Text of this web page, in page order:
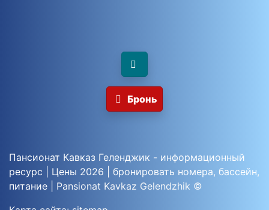
Бронь
Пансионат Кавказ Геленджик - информационный
ресурс
Цены 2026 бронировать номера, бассейн,
питание
Pansionat Kavkaz Gelendzhik ©